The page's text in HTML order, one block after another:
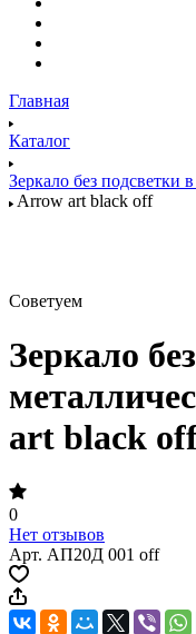
Главная
Каталог
Зеркало без подсветки
Arrow art black off
Советуем
Зеркало
art black
0
Нет отзывов
Арт. АП20Д 001 off